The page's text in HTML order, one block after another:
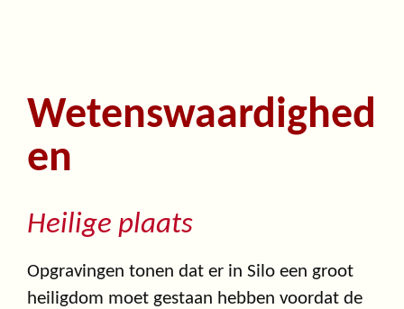
Wetenswaardighed
en
Heilige plaats
Opgravingen tonen dat er in Silo een groot
heiligdom moet gestaan hebben voordat de